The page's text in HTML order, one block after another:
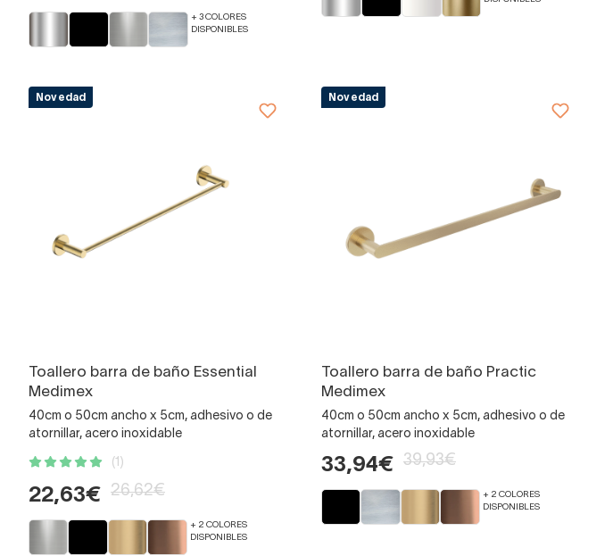
+ 3 COLORES
DISPONIBLES
Novedad
Toallero barra de baño Essential
Medimex
40cm o 50cm ancho x 5cm, adhesivo o de
atornillar, acero inoxidable
(1)
22,63€ 26,62€
+ 2 COLORES
DISPONIBLES
Novedad
Toallero barra de baño Practic
Medimex
40cm o 50cm ancho x 5cm, adhesivo o de
atornillar, acero inoxidable
33,94€ 39,93€
+ 2 COLORES
DISPONIBLES